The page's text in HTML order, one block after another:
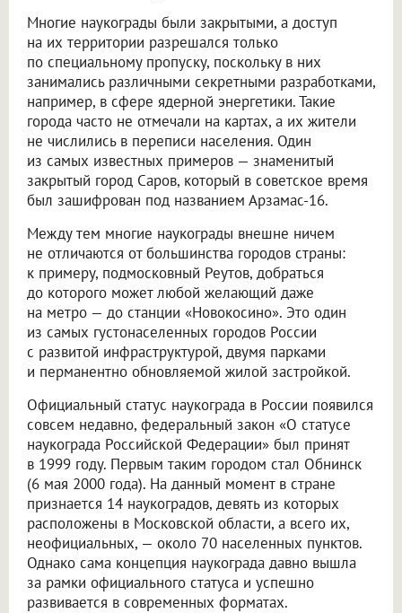
Многие наукограды были закрытыми, а доступ
на их территории разрешался только
по специальному пропуску, поскольку в них
занимались различными секретными разработками,
например, в сфере ядерной энергетики. Такие
города часто не отмечали на картах, а их жители
не числились в переписи населения. Один
из самых известных примеров — знаменитый
закрытый город Саров, который в советское время
был зашифрован под названием Арзамас-16.
Между тем многие наукограды внешне ничем
не отличаются от большинства городов страны:
к примеру, подмосковный Реутов, добраться
до которого может любой желающий даже
на метро — до станции «Новокосино». Это один
из самых густонаселенных городов России
с развитой инфраструктурой, двумя парками
и перманентно обновляемой жилой застройкой.
Официальный статус наукограда в России появился
совсем недавно, федеральный закон «О статусе
наукограда Российской Федерации» был принят
в 1999 году. Первым таким городом стал Обнинск
(6 мая 2000 года). На данный момент в стране
признается 14 наукоградов, девять из которых
расположены в Московской области, а всего их,
неофициальных, — около 70 населенных пунктов.
Однако сама концепция наукограда давно вышла
за рамки официального статуса и успешно
развивается в современных форматах.